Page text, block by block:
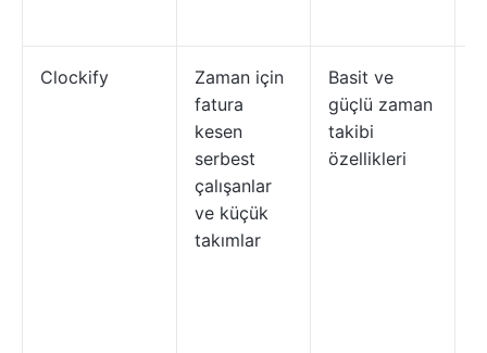
Clockify
Zaman için
fatura
kesen
serbest
çalışanlar
ve küçük
takımlar
Basit ve
güçlü zaman
takibi
özellikleri